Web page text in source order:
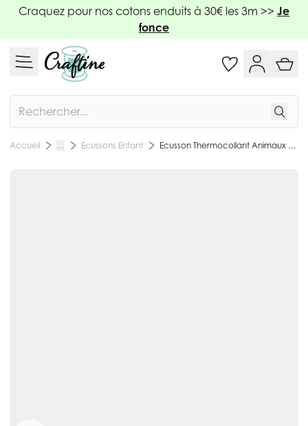
Allez au contenu
Craquez pour nos cotons enduits à 30€ les 3m >> Je
fonce
Accueil … Ecussons Enfant Ecusson Thermocollant Animaux Robots - Tricératops